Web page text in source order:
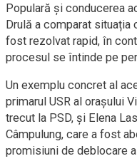
Populară și conducerea
Drulă a comparat situația
fost rezolvat rapid, în
procesul se întinde pe
Un exemplu concret al
primarul USR al orașului
trecut la PSD, și Elena
Câmpulung, care a fost
promisiuni de deblocare